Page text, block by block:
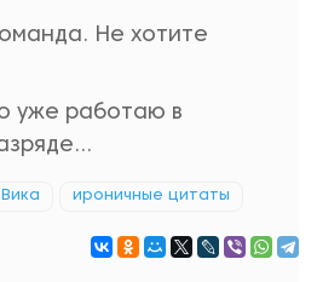
Не хотите
уже работаю в
Вика ироничные цитаты